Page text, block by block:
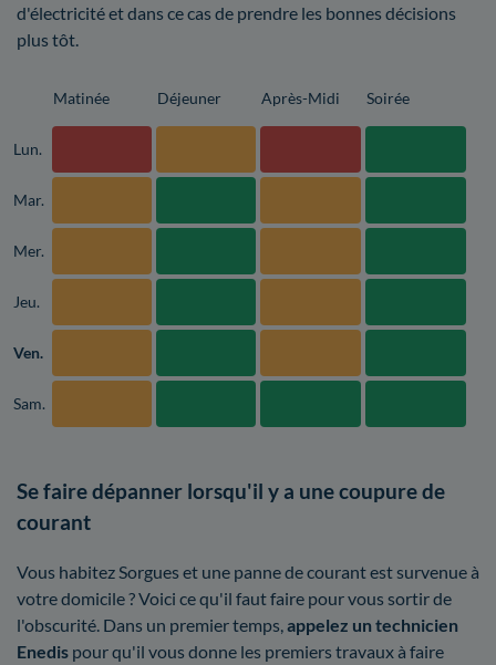
d'électricité et dans ce cas de prendre les bonnes décisions
plus tôt.
Matinée Déjeuner Après-Midi Soirée
Lun.
Mar.
Mer.
Jeu.
Ven.
Sam.
Se faire dépanner lorsqu'il y a une coupure de
courant
Vous habitez Sorgues et une panne de courant est survenue à
votre domicile ? Voici ce qu'il faut faire pour vous sortir de
l'obscurité. Dans un premier temps, appelez un technicien
Enedis pour qu'il vous donne les premiers travaux à faire